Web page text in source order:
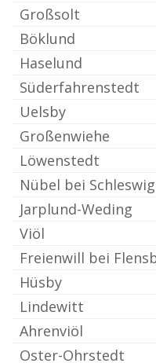
Großsolt
Böklund
Haselund
Süderfahrenstedt
Uelsby
Großenwiehe
Löwenstedt
Nübel bei Schleswig
Jarplund-Weding
Viöl
Freienwill bei
Hüsby
Lindewitt
Ahrenviöl
Oster-Ohrstedt